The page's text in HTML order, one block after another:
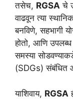
तसेच, RGSA चे
वाढवून त्या
बनविणे, सहभागी
होतो, आणि
समस्या
(SDGs) संबंधित
याशिवाय, RGSA